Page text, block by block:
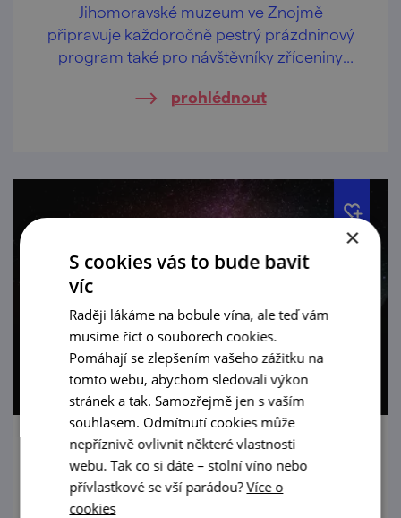
Jihomoravské muzeum ve Znojmě
připravuje každoročně pestrý prázdninový
program také pro návštěvníky zříceniny
prohlédnout
Večerní prohlídky zříceniny Cornštejn
13. 8. '26
×
S cookies vás to bude bavit
víc
Raději lákáme na bobule vína, ale teď vám
musíme říct o souborech cookies.
Pomáhají se zlepšením vašeho zážitku na
tomto webu, abychom sledovali výkon
stránek a tak. Samozřejmě jen s vaším
souhlasem. Odmítnutí cookies může
nepříznivě ovlivnit některé vlastnosti
webu. Tak co si dáte – stolní víno nebo
přívlastkové se vší parádou?Více o
cookies